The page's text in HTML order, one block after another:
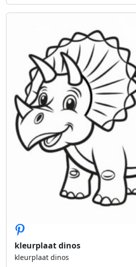
kleurplaat dinos
kleurplaat dinos